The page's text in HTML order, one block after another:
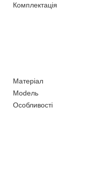
Комплектація
Матеріал
Моdель
Особливості